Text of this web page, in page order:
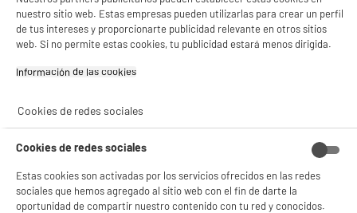
nuestro sitio web. Estas empresas pueden utilizarlas para crear un perfil
de tus intereses y proporcionarte publicidad relevante en otros sitios
web. Si no permite estas cookies, tu publicidad estará menos dirigida.
Información de las cookies‎
Cookies de redes sociales
Cookies de redes sociales
Estas cookies son activadas por los servicios ofrecidos en las redes
sociales que hemos agregado al sitio web con el fin de darte la
oportunidad de compartir nuestro contenido con tu red y conocidos.